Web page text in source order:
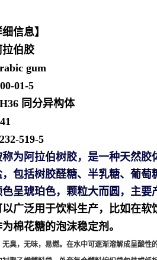
信息】
拉伯胶
gum
01-5
同分异构体
232-519-5
称为阿拉伯树胶，是一种天然
包括树胶醛糖、半乳糖、葡萄
呈琥珀色，颗粒大而圆，主
以广泛用于饮料生产，比如在软
棉花糖的泡沫稳定剂。
无臭，无味，易燃。在水中可逐渐溶解成呈酸性